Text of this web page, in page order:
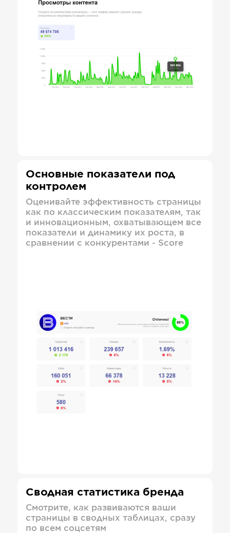
Основные показатели под
контролем
Оценивайте эффективность страницы
как по классическим показателям, так
и инновационным, охватывающем все
показатели и динамику их роста, в
сравнении с конкурентами - Score
Сводная статистика бренда
Смотрите, как развиваются ваши
страницы в сводных таблицах, сразу
по всем соцсетям